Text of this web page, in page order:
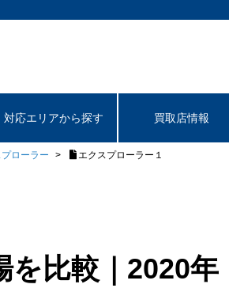
対応エリアから探す 買取店情報
ローラー エクスプローラー１
を比較｜2020年